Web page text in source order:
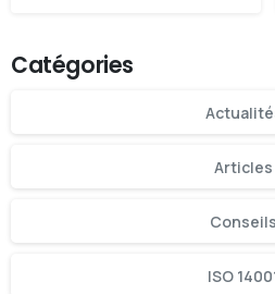
Catégories
Articles
Conseils
ISO